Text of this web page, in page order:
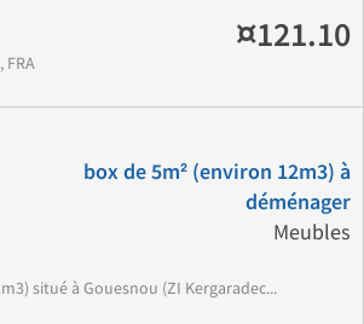
FRA
¤121.10
box de 5m² (environ 12m3) à
déménager
Meubles
situé à Gouesnou (ZI Kergaradec...